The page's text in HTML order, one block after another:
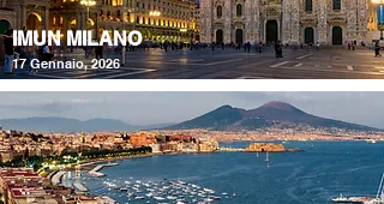
IMUN MILANO
17 Gennaio, 2026